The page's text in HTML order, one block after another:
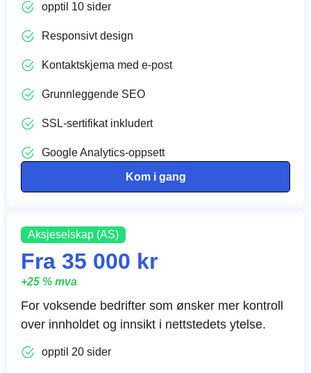
opptil 10 sider
Responsivt design
Kontaktskjema med e-post
Grunnleggende SEO
SSL-sertifikat inkludert
Google Analytics-oppsett
Kom i gang
Aksjeselskap (AS)
Fra 35 000 kr
+25 % mva
For voksende bedrifter som ønsker mer kontroll
over innholdet og innsikt i nettstedets ytelse.
opptil 20 sider